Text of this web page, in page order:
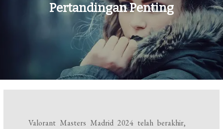
Pertandingan Penting
Valorant Masters Madrid 2024 telah berakhir,